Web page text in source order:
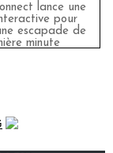
lance une
pour
escapade de
minute